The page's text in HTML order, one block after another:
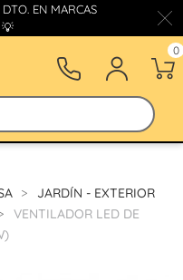
EN MARCAS
💡
0
JARDÍN - EXTERIOR
VENTILADOR LED DE